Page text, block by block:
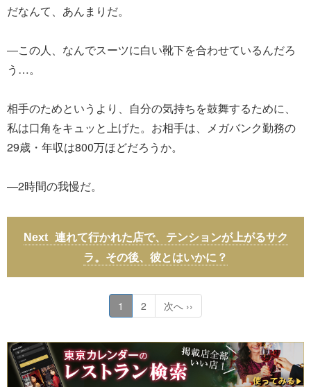
だなんて、あんまりだ。
―この人、なんでスーツに白い靴下を合わせているんだろ
う…。
相手のためというより、自分の気持ちを鼓舞するために、
私は口角をキュッと上げた。お相手は、メガバンク勤務の
29歳・年収は800万ほどだろうか。
―2時間の我慢だ。
連れて行かれた店で、テンションが上がるサク
ラ。その後、彼とはいかに？
1 2 次へ ››